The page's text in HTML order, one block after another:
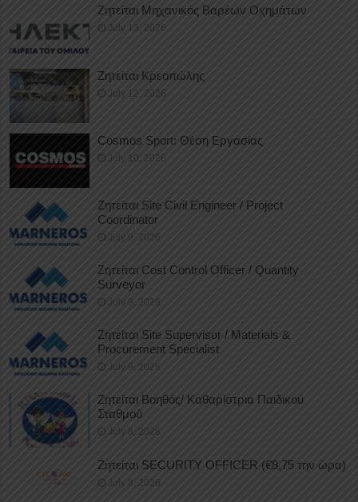
Ζητείται Μηχανικός Βαρέων Οχημάτων
July 13, 2026
Ζητείται Κρεοπώλης
July 12, 2026
Cosmos Sport: Θέση Εργασίας
July 10, 2026
Ζητείται Site Civil Engineer / Project
Coordinator
July 9, 2026
Ζητείται Cost Control Officer / Quantity
Surveyor
July 9, 2026
Ζητείται Site Supervisor / Materials &
Procurement Specialist
July 9, 2026
Ζητείται Βοηθός/ Καθαρίστρια Παιδικού
Σταθμού
July 8, 2026
Ζητείται SECURITY OFFICER (€8,75 την ώρα)
July 8, 2026